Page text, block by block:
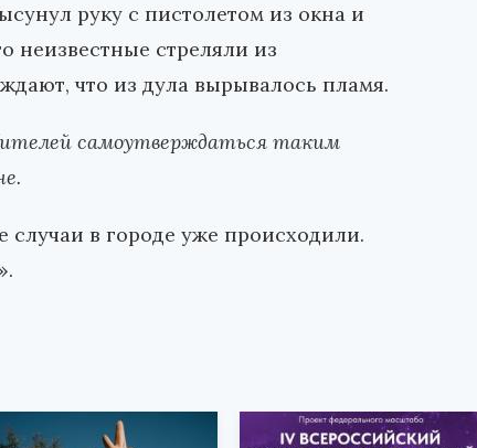
руку с пистолетом из окна и
неизвестные стреляли из
что из дула вырывалось пламя.
самоутверждаться таким
случаи в городе уже происходили.